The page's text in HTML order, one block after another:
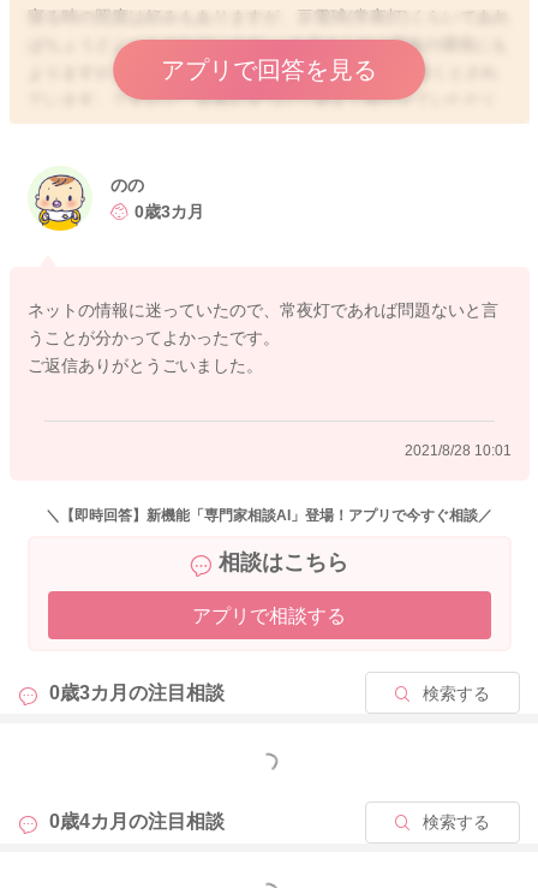
寝る時の照度は好みもありますが、豆電球(常夜灯)くらいであれ
ばちょうどよいとされています。 お子さんやご家族の環境にも
よりますが、薄明かり程度の照度が人間は一番落ち着くとされ
ています。ですので、常夜灯をつけて朝まで寝かせていただく
のは問題ないですよ。真っ暗ですと、怖がってなかなか寝なく
みで構いませんよ。
アプリで回答を見る
のの
0歳3カ月
ネットの情報に迷っていたので、常夜灯であれば問題ないと言
うことが分かってよかったです。
ご返信ありがとうごいました。
2021/8/28 10:01
＼【即時回答】新機能「専門家相談AI」登場！アプリで今すぐ相談／
相談はこちら
アプリで相談する
0歳3カ月の注目相談 検索する
もっと見る
0歳4カ月の注目相談 検索する